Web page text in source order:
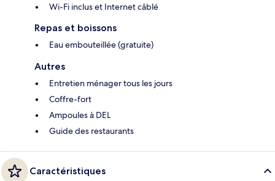
Wi-Fi inclus et Internet câblé
Repas et boissons
Eau embouteillée (gratuite)
Autres
Entretien ménager tous les jours
Coffre-fort
Ampoules à DEL
Guide des restaurants
Caractéristiques